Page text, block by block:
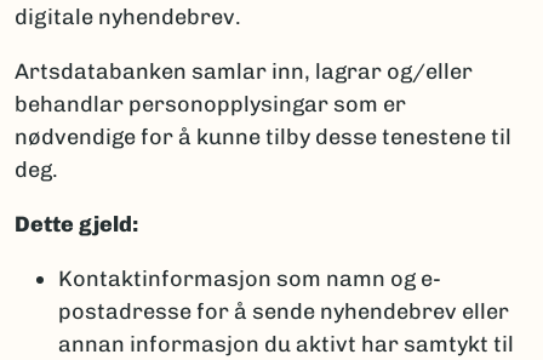
digitale nyhendebrev.
Artsdatabanken samlar inn, lagrar og/eller
behandlar personopplysingar som er
nødvendige for å kunne tilby desse tenestene til
deg.
Dette gjeld:
Kontaktinformasjon som namn og e-
postadresse for å sende nyhendebrev eller
annan informasjon du aktivt har samtykt til